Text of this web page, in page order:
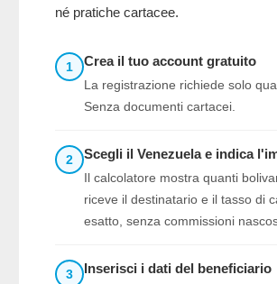
né pratiche cartacee.
1 Crea il tuo account gratuito
La registrazione richiede solo
Senza documenti cartacei.
2 Scegli il Venezuela e indica
Il calcolatore mostra quanti
riceve il destinatario e il tasso di
esatto, senza commissioni
3 Inserisci i dati del beneficiario